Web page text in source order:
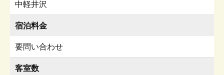
中軽井沢
宿泊料金
要問い合わせ
客室数